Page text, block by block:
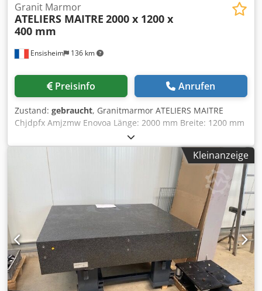
Ensisheim 136 km
Granit Marmor
ATELIERS MAITRE 2000 x 1200 x
400 mm
Preisinfo Anrufen
Zustand: gebraucht, Granitmarmor ATELIERS MAITRE
Chjdpfx Amjzmw Enovoa Länge: 2000 mm Breite: 1200 mm
Dicke: 400 mm Höhe auf Füßen: 910 mm Klasse 2 Gewicht:
ca. 2 T
Kleinanzeige